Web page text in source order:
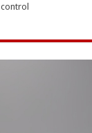
control